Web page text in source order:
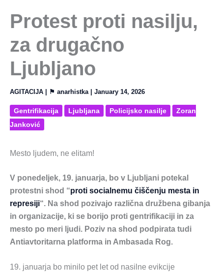
Protest proti nasilju,
za drugačno
Ljubljano
AGITACIJA | ⚑ anarhistka | January 14, 2026
Gentrifikacija Ljubljana Policijsko nasilje
Zoran
Janković
Mesto ljudem, ne elitam!
V ponedeljek, 19. januarja, bo v Ljubljani potekal
protestni shod “proti socialnemu čiščenju mesta in
represiji“. Na shod pozivajo različna družbena gibanja
in organizacije, ki se borijo proti gentrifikaciji in za
mesto po meri ljudi. Poziv na shod podpirata tudi
Antiavtoritarna platforma in Ambasada Rog.
19. januarja bo minilo pet let od nasilne evikcije